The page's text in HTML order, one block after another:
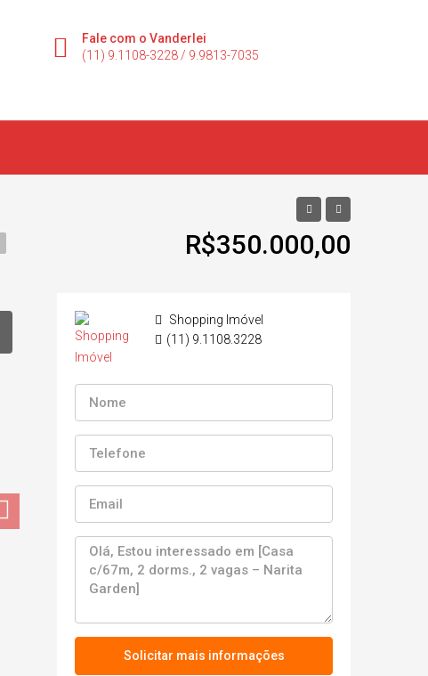
Fale com o Vanderlei
(11) 9.1108-3228 / 9.9813-7035
R$350.000,00
Shopping Imóvel
(11) 9.1108.3228
Solicitar mais informações